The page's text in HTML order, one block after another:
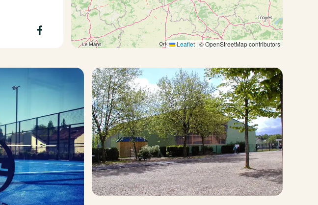
Leaflet | © OpenStreetMap contributors